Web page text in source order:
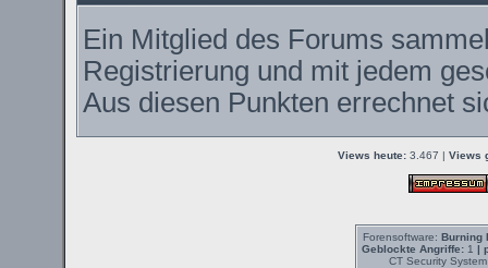
Ein Mitglied des Forums
Registrierung und mit jedem
Aus diesen Punkten errechnet
Views heute: 3.467 | Views
Forensoftware: Burning
Geblockte Angriffe:1 |
CT Security